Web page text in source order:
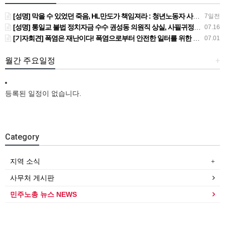
7일전
[성명] 막을 수 있었던 죽음, HL만도가 책임져라 : 청년노동자 사망사고의 철저한 진상규명과 재발방지 대책 마련하라
07.16
[성명] 통일교 불법 정치자금 수수 권성동 의원직 상실, 사필귀정이다
07.01
[기자회견] 폭염은 재난이다! 폭염으로부터 안전한 일터를 위한 민주노총 강원지역본부 폭염감시단 선포 기자회견
+
월간 주요일정
등록된 일정이 없습니다.
Category
지역 소식
사무처 게시판
민주노총 뉴스 NEWS